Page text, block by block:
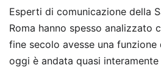
Esperti di comunicazione della
Roma hanno spesso analizzato
fine secolo avesse una
oggi è andata quasi